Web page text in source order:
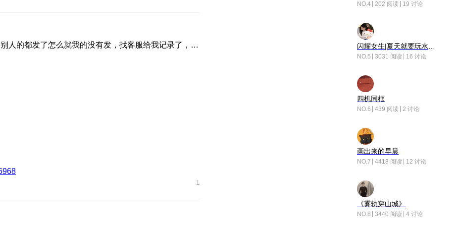
应用市场守护童心大作战的活动得到的京东卡，我看别人的都发了怎么就我的没有发，找客服给我记录了，到现在也没有 ...
1
NO.4 202 阅读 19 讨论
NO.5 3031 阅读 16 讨论
四机同框
NO.6 439 阅读 2 讨论
画出来的早晨
NO.7 4418 阅读 12 讨论
《雾轨穿山城》
NO.8 3440 阅读 4 讨论